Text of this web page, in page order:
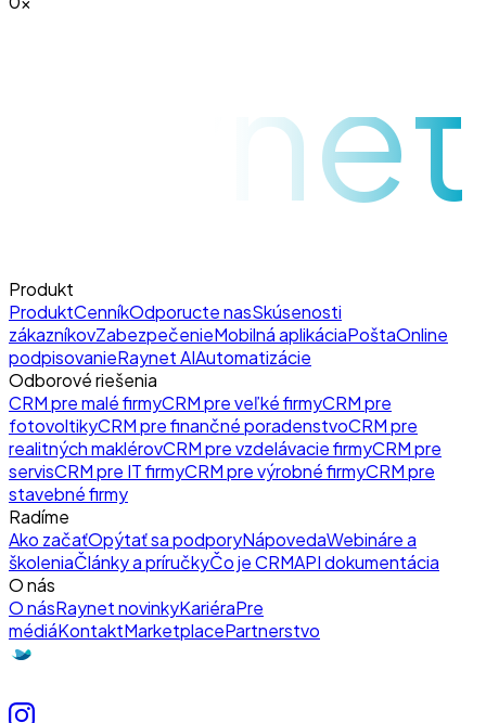
raynet
Produkt
ProduktCenníkOdporucte nasSkúsenosti
zákazníkovZabezpečenieMobilná aplikáciaPoštaOnline
podpisovanieRaynet AIAutomatizácie
Odborové riešenia
CRM pre malé firmyCRM pre veľké firmyCRM pre
fotovoltikyCRM pre finančné poradenstvoCRM pre
realitných maklérovCRM pre vzdelávacie firmyCRM pre
servisCRM pre IT firmyCRM pre výrobné firmyCRM pre
stavebné firmy
Radíme
Ako začaťOpýtať sa podporyNápovedaWebináre a
školeniaČlánky a príručkyČo je CRMAPI dokumentácia
O nás
O násRaynet novinkyKariéraPre
médiáKontaktMarketplacePartnerstvo